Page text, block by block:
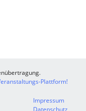
Plattform!
Impressum